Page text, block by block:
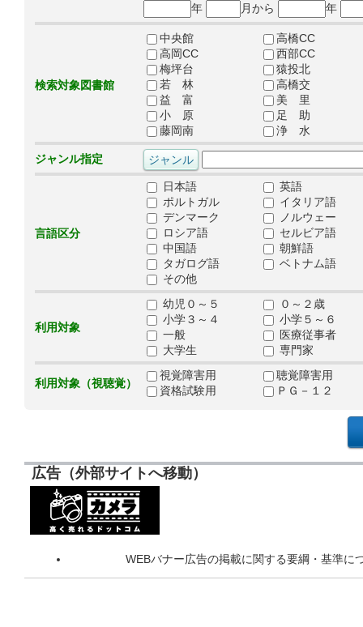
年
月から 年
検索対象図書館
中央館
高橋CC
高岡CC
西部CC
梅坪台
猿投北
若 林
高橋交
益 富
美 里
小 原
足 助
藤岡南
浄 水
ジャンル指定
言語区分
日本語
英語
ポルトガル
イタリア語
デンマーク
ノルウェー
ロシア語
セルビア語
中国語
朝鮮語
タガログ語
ベトナム語
その他
利用対象
幼児０～５
０～２歳
小学３～４
小学５～６
一般
医療従事者
大学生
専門家
利用対象（視聴覚）
視覚障害用
聴覚障害用
資格試験用
ＰＧ－１２
広告（外部サイトへ移動）
WEBバナー広告の掲載に関する要綱・基準に